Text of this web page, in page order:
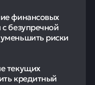
финансовых
безупречной
риски
текущих
кредитный